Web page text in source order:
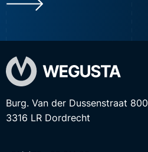
Burg. Van der Dussenstraat 800
3316 LR Dordrecht